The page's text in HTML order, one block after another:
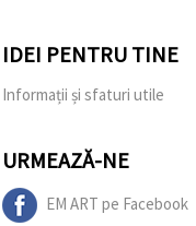
IDEI PENTRU TINE
Informații și sfaturi utile
URMEAZĂ-NE
EM ART pe Facebook